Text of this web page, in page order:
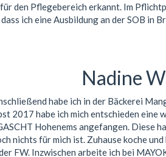
den Pflegebereich erkannt. Im
ich eine Ausbildung an der SOB in
Nadine
habe ich in der Bäckerei
2017 habe ich mich entschieden eine
Hohenems angefangen. Diese
nichts für mich ist. Zuhause koche
FW. Inzwischen arbeite ich bei